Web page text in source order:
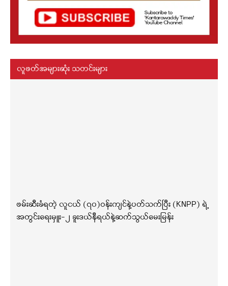
လူဖတ်အများဆုံး သတင်းများ
ဖမ်းဆီးခံရတဲ့ လူငယ် (၇၀)ဝန်းကျင်နဲ့ပတ်သက်ပြီး (KNPP) ရဲ့
အတွင်းရေးမှူး-၂ ခူးဒယ်နီရယ်နဲ့ဆက်သွယ်မေးမြန်း